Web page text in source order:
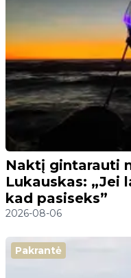
Naktį gintarauti
Lukauskas: „Jei
kad pasiseks”
2026-08-06
Pakrantė